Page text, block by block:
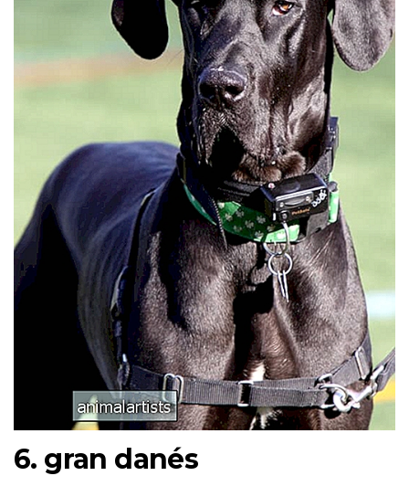
6. gran danés